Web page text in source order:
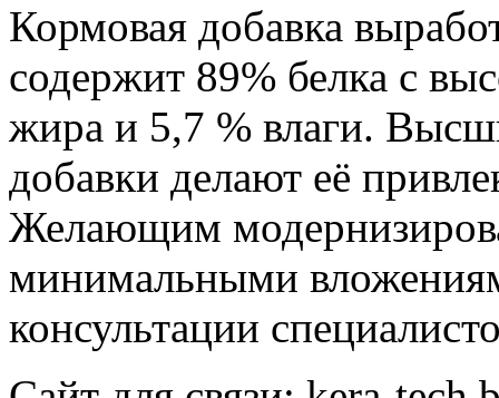
Кормовая добавка
содержит 89% белка с
жира и 5,7 % влаги.
добавки делают её
Желающим
минимальными
консультации